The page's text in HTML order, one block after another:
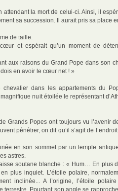
attendant la mort de celui-ci. Ainsi, il
sa succession. Il aurait pris sa place
de taille.
et espérait qu’un moment de
aux raisons du Grand Pope dans son
en avoir le cœur net ! »
chevalier dans les appartements du
nuit étoilée le représentant
Grands Popes ont toujours vu l’avenir
pénétrer, on dit qu’il s’agit de
en son sommet par un temple
astres.
soutane blanche : « Hum… En plus
plus inquiet. L’étoile polaire,
inclinée... A l’origine, l’étoile